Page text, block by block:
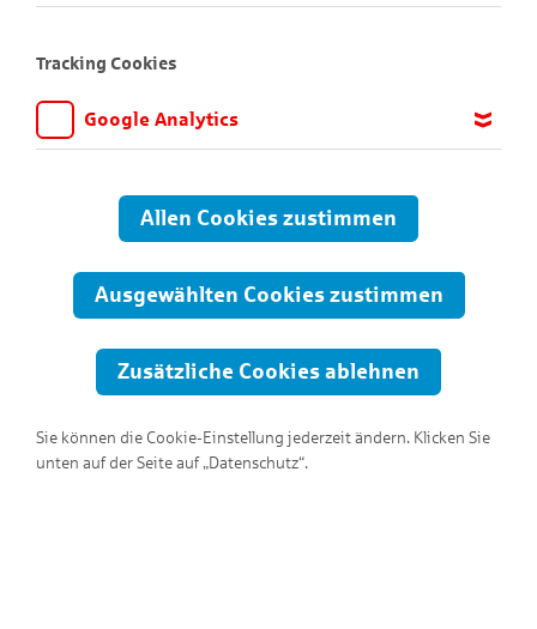
aktiviert sein.
Tracking Cookies
Google Analytics
anpassen und verbessern können. Aus diesem Grund nutzen wir
Google Analytics. Dieses Werkzeug erfasst die Seitenaufrufe zu
Übertragung anonymisiert.
Allen Cookies zustimmen
Ausgewählten Cookies zustimmen
Zusätzliche Cookies ablehnen
Sie können die Cookie-Einstellung jederzeit ändern. Klicken Sie
unten auf der Seite auf „Datenschutz“.